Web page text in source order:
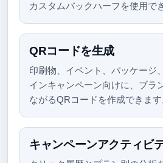
カスタムバックハーフを使用で
QRコードを生成
印刷物、イベント、パッケージ
インキャンペーン向けに、ブラ
ながるQRコードを作成できます
キャンペーンアクティビ